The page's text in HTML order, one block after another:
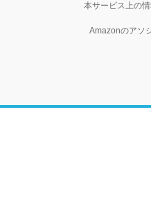
本サービス上の
Amazonのアソ